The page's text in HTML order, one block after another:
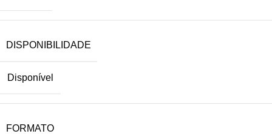
DISPONIBILIDADE
Disponível
FORMATO